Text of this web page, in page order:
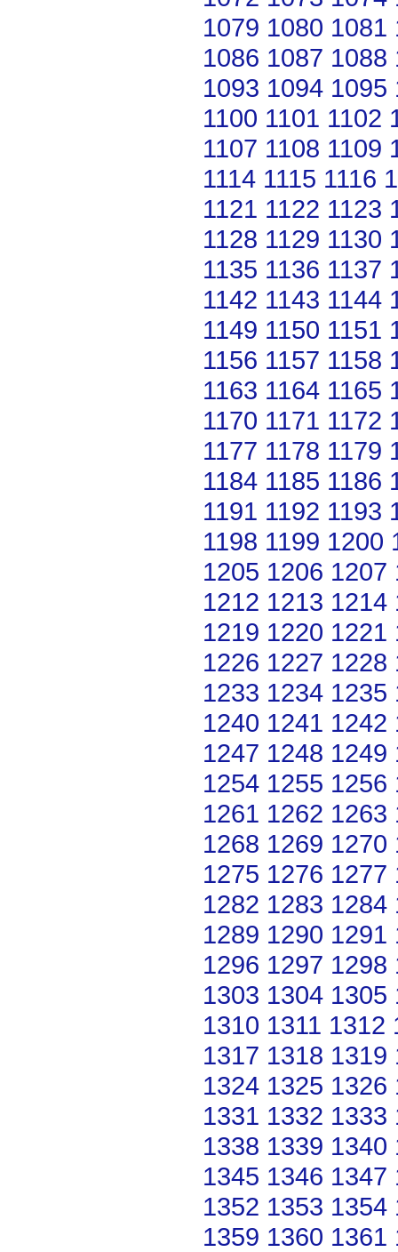
1079 1080 1081
1086 1087 1088
1093 1094 1095
1100 1101 1102
1107 1108 1109
1114 1115 1116
1121 1122 1123
1128 1129 1130
1135 1136 1137
1142 1143 1144
1149 1150 1151
1156 1157 1158
1163 1164 1165
1170 1171 1172
1177 1178 1179
1184 1185 1186
1191 1192 1193
1198 1199 1200
1205 1206 1207
1212 1213 1214
1219 1220 1221
1226 1227 1228
1233 1234 1235
1240 1241 1242
1247 1248 1249
1254 1255 1256
1261 1262 1263
1268 1269 1270
1275 1276 1277
1282 1283 1284
1289 1290 1291
1296 1297 1298
1303 1304 1305
1310 1311 1312
1317 1318 1319
1324 1325 1326
1331 1332 1333
1338 1339 1340
1345 1346 1347
1352 1353 1354
1359 1360 1361